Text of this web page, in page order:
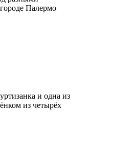
Палермо
и одна из
из четырёх